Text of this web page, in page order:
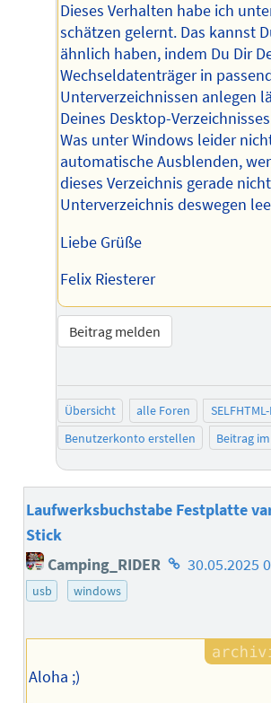
Dieses Verhalten habe ich
schätzen gelernt. Das kannst
ähnlich haben, indem Du Dir
Wechseldatenträger in
Unterverzeichnissen anlegen
Deines Desktop-
Was unter Windows leider
automatische Ausblenden,
dieses Verzeichnis gerade
Unterverzeichnis deswegen
Liebe Grüße
Felix Riesterer
Beitrag melden
Übersicht alle Foren
Benutzerkonto erstellen
Beitrag
Laufwerksbuchstabe Festplatte
Stick
Camping_RIDER Homepage
30.05.2025
usb
windows
Aloha ;)